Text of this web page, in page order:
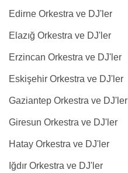
Edirne Orkestra ve DJ'ler
Elazığ Orkestra ve DJ'ler
Erzincan Orkestra ve DJ'ler
Eskişehir Orkestra ve DJ'ler
Gaziantep Orkestra ve DJ'ler
Giresun Orkestra ve DJ'ler
Hatay Orkestra ve DJ'ler
Iğdır Orkestra ve DJ'ler